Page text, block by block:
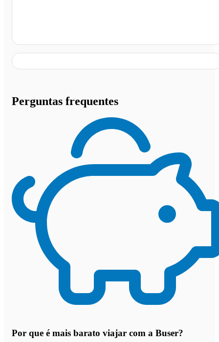
Perguntas frequentes
Por que é mais barato viajar com a Buser?